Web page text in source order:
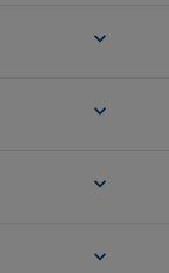
expand_more
expand_more
expand_more
expand_more